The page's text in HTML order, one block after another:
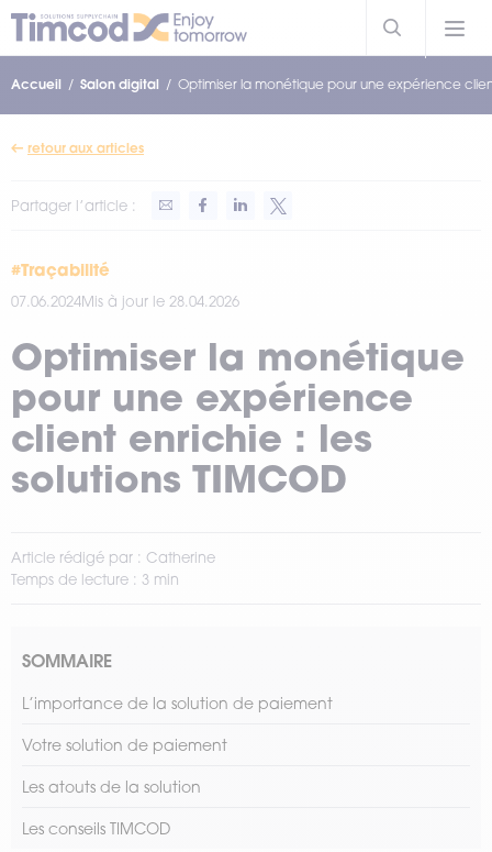
Accueil Salon digital Optimiser la monétique pour une expérience
retour aux articles
Partager l’article :
#Traçabilité
07.06.2024Mis à jour le 28.04.2026
Optimiser la monétique
pour une expérience
client enrichie : les
solutions TIMCOD
Article rédigé par : Catherine
Temps de lecture : 3 min
SOMMAIRE
L’importance de la solution de paiement
Votre solution de paiement
Les atouts de la solution
Les conseils TIMCOD